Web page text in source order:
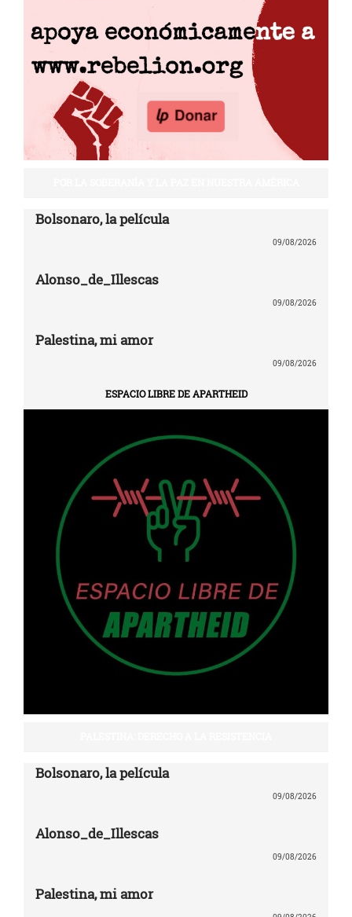
Bolsonaro, la película
09/08/2026
Alonso_de_Illescas
09/08/2026
Palestina, mi amor
09/08/2026
ESPACIO LIBRE DE APARTHEID
Bolsonaro, la película
09/08/2026
Alonso_de_Illescas
09/08/2026
Palestina, mi amor